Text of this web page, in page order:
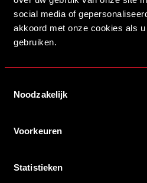
social media of
akkoord met onze cookies als
gebruiken.
Noodzakelijk
Voorkeuren
Statistieken
17/06/2026 18:00
STAF HELMOND SPORT ACADEMIE
LEES MEER